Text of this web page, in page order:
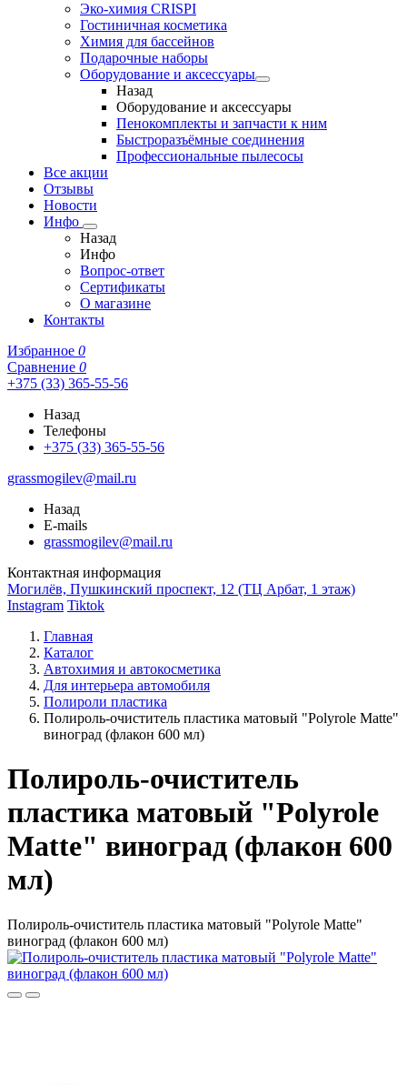
Эко-химия CRISPI
Гостиничная косметика
Химия для бассейнов
Подарочные наборы
Оборудование и аксессуары
Назад
Оборудование и аксессуары
Пенокомплекты и запчасти к ним
Быстроразъёмные соединения
Профессиональные пылесосы
Все акции
Отзывы
Новости
Инфо
Назад
Инфо
Вопрос-ответ
Сертификаты
О магазине
Контакты
Избранное 0
Сравнение 0
+375 (33) 365-55-56
Назад
Телефоны
+375 (33) 365-55-56
grassmogilev@mail.ru
Назад
E-mails
grassmogilev@mail.ru
Контактная информация
Могилёв, Пушкинский проспект, 12 (ТЦ Арбат, 1 этаж)
Instagram Tiktok
Главная
Каталог
Автохимия и автокосметика
Для интерьера автомобиля
Полироли пластика
Полироль-очиститель пластика матовый "Polyrole Matte"
виноград (флакон 600 мл)
Полироль-очиститель
пластика матовый "Polyrole
Matte" виноград (флакон 600
мл)
Полироль-очиститель пластика матовый "Polyrole Matte"
виноград (флакон 600 мл)